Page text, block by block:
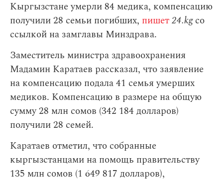
Кыргызстане умерли 84 медика, компенсацию
получили 28 семьи погибших, пишет24.kgсо
ссылкой на замглавы Минздрава.
Заместитель министра здравоохранения
Мадамин Каратаев рассказал, что заявление
на компенсацию подала 41 семья умерших
медиков. Компенсацию в размере на общую
сумму 28 млн сомов (342 184 долларов)
получили 28 семей.
Каратаев отметил, что собранные
кыргызстанцами на помощь правительству
135 млн сомов (1 649 817 долларов),